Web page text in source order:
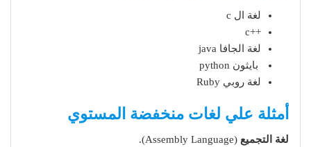
لغة ال c
++c
لغة الجافا java
بايثون python
لغة روبي Ruby
أمثلة علي لغات منخفضة المستوي
لغة التجميع (Assembly Language).